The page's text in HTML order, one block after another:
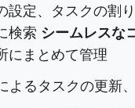
設定、タスクの割
検索 シームレスな
にまとめて管理
よるタスクの更新